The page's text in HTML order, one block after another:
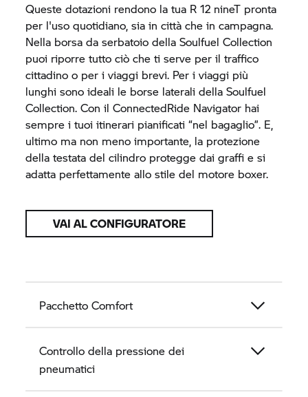
Queste dotazioni rendono la tua R 12 nineT pronta
per l'uso quotidiano, sia in città che in campagna.
Nella borsa da serbatoio della Soulfuel Collection
puoi riporre tutto ciò che ti serve per il traffico
cittadino o per i viaggi brevi. Per i viaggi più
lunghi sono ideali le borse laterali della Soulfuel
Collection. Con il ConnectedRide Navigator hai
sempre i tuoi itinerari pianificati “nel bagaglio”. E,
ultimo ma non meno importante, la protezione
della testata del cilindro protegge dai graffi e si
adatta perfettamente allo stile del motore boxer.
VAI AL CONFIGURATORE
Pacchetto Comfort
Controllo della pressione dei
pneumatici